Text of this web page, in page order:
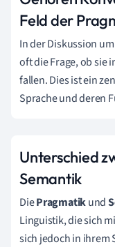
Feld der
In der Diskussion
oft die Frage, ob sie
fallen. Dies ist ein
Sprache und deren
Unterschied
Semantik
DiePragmatikund
Linguistik, die sich
sich jedoch in